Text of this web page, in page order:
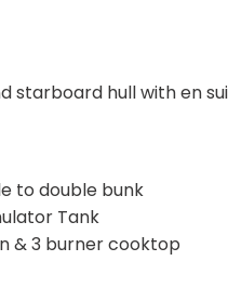
starboard hull with en
to double bunk
Tank
& 3 burner cooktop